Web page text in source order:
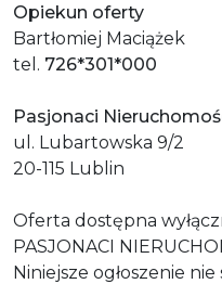
Opiekun oferty
Bartłomiej Maciążek
tel. 726*301*000
Pasjonaci
ul. Lubartowska 9/2
20-115 Lublin
Oferta dostępna
PASJONACI
Niniejsze ogłoszenie